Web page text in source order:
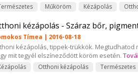
Műköröm Kézápolás
kézápolás - Száraz bőr,
Tímea | 2016-08-18
kézápolás, tippek-trükkök.
mit tegyél elszíneződött köröm esetén.
Otthoni kézápolás Természetes